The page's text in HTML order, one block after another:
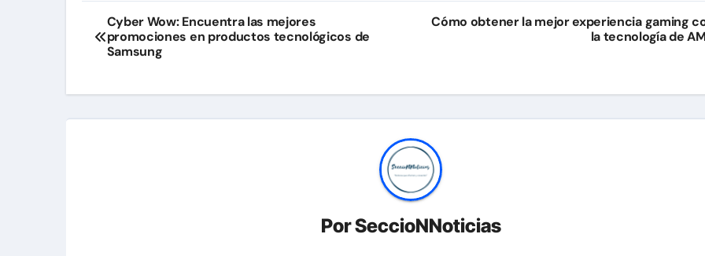
Navegación
de
Cyber Wow: Encuentra las mejores
promociones en productos tecnológicos de
Samsung
Cómo obtener la mejor experiencia gaming
la tecnología de
PorSeccioNNoticias